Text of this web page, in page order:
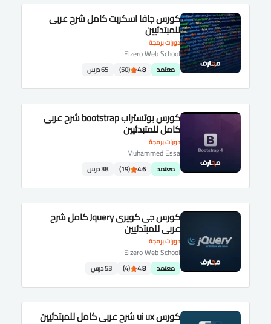
دورات برمجة
كورس جافا اسكربت كامل شرح عربى
للمبتدئيين
Elzero Web School
معتمد 4.8
(50) 65 درس
دورات برمجة
كورس بوتستراب bootstrap شرح عربى
كامل للمتبدئيين
Muhammed Essa
معتمد 4.6
(19) 38 درس
دورات برمجة
كورس جى كويرى Jquery كامل شرح
عربى للمبتدئيين
Elzero Web School
معتمد 4.8
(4) 53 درس
كورس ui ux شرح عربى كامل للمبتدئيين